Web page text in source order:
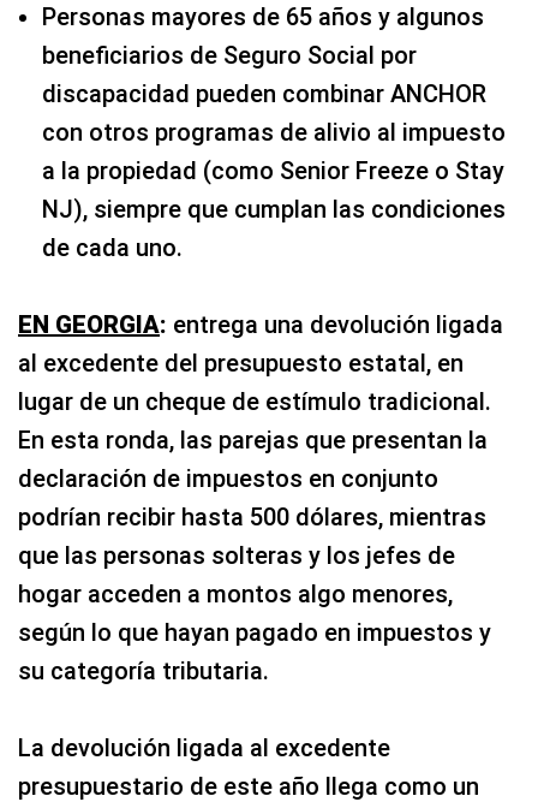
Personas mayores de 65 años y algunos
beneficiarios de Seguro Social por
discapacidad pueden combinar ANCHOR
con otros programas de alivio al impuesto
a la propiedad (como Senior Freeze o Stay
NJ), siempre que cumplan las condiciones
de cada uno.
EN GEORGIA: entrega una devolución ligada
al excedente del presupuesto estatal, en
lugar de un cheque de estímulo tradicional.
En esta ronda, las parejas que presentan la
declaración de impuestos en conjunto
podrían recibir hasta 500 dólares, mientras
que las personas solteras y los jefes de
hogar acceden a montos algo menores,
según lo que hayan pagado en impuestos y
su categoría tributaria.
La devolución ligada al excedente
presupuestario de este año llega como un